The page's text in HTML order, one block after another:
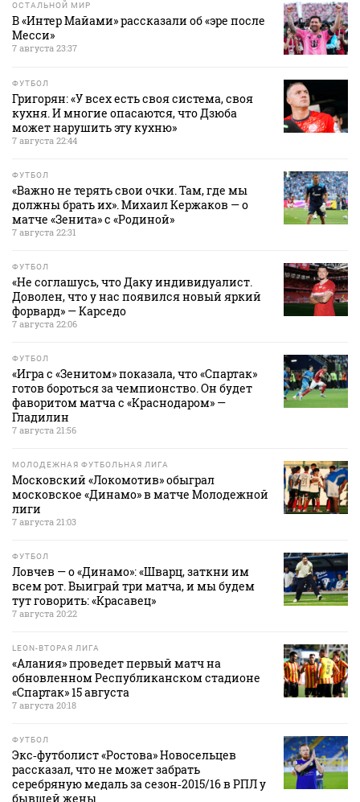
ОСТАЛЬНОЙ МИР
В «Интер Майами» рассказали об «эре после
Месси»
7 августа 23:37
ФУТБОЛ
Григорян: «У всех есть своя система, своя
кухня. И многие опасаются, что Дзюба
может нарушить эту кухню»
7 августа 22:44
ФУТБОЛ
«Важно не терять свои очки. Там, где мы
должны брать их». Михаил Кержаков — о
матче «Зенита» с «Родиной»
7 августа 22:31
ФУТБОЛ
«Не соглашусь, что Даку индивидуалист.
Доволен, что у нас появился новый яркий
форвард» — Карседо
7 августа 22:06
ФУТБОЛ
«Игра с «Зенитом» показала, что «Спартак»
готов бороться за чемпионство. Он будет
фаворитом матча с «Краснодаром» —
Гладилин
7 августа 21:56
МОЛОДЕЖНАЯ ФУТБОЛЬНАЯ ЛИГА
Московский «Локомотив» обыграл
московское «Динамо» в матче Молодежной
лиги
7 августа 21:03
ФУТБОЛ
Ловчев — о «Динамо»: «Шварц, заткни им
всем рот. Выиграй три матча, и мы будем
тут говорить: «Красавец»
7 августа 20:22
LEON-ВТОРАЯ ЛИГА
«Алания» проведет первый матч на
обновленном Республиканском стадионе
«Спартак» 15 августа
7 августа 20:18
ФУТБОЛ
Экс‑футболист «Ростова» Новосельцев
рассказал, что не может забрать
серебряную медаль за сезон‑2015/16 в РПЛ у
бывшей жены